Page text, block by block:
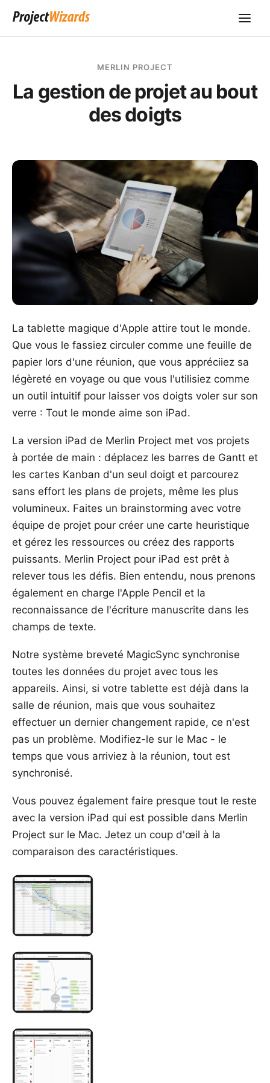
MERLIN PROJECT
La gestion de projet au bout
des doigts
La tablette magique d'Apple attire tout le monde.
Que vous le fassiez circuler comme une feuille de
papier lors d'une réunion, que vous appréciiez sa
légèreté en voyage ou que vous l'utilisiez comme
un outil intuitif pour laisser vos doigts voler sur son
verre : Tout le monde aime son iPad.
La version iPad de Merlin Project met vos projets
à portée de main : déplacez les barres de Gantt et
les cartes Kanban d'un seul doigt et parcourez
sans effort les plans de projets, même les plus
volumineux. Faites un brainstorming avec votre
équipe de projet pour créer une carte heuristique
et gérez les ressources ou créez des rapports
puissants. Merlin Project pour iPad est prêt à
relever tous les défis. Bien entendu, nous prenons
également en charge l'Apple Pencil et la
reconnaissance de l'écriture manuscrite dans les
champs de texte.
Notre système breveté MagicSync synchronise
toutes les données du projet avec tous les
appareils. Ainsi, si votre tablette est déjà dans la
salle de réunion, mais que vous souhaitez
effectuer un dernier changement rapide, ce n'est
pas un problème. Modifiez-le sur le Mac - le
temps que vous arriviez à la réunion, tout est
synchronisé.
Vous pouvez également faire presque tout le reste
avec la version iPad qui est possible dans Merlin
Project sur le Mac. Jetez un coup d'œil à la
comparaison des caractéristiques.